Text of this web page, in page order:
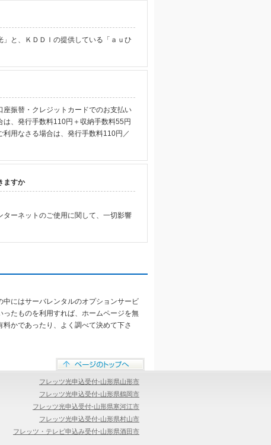
と、ＫＤＤＩの提供している「ａｕひ
振替・クレジットカードでのお支払い
、発行手数料110円＋収納手数料55円
用なさる場合は、発行手数料110円／
ますか
ーネットのご使用に関して、一切影響
にはサーバレンタルのオプションサービ
たものを利用すれば、ホームページを無
かであったり、よく調べて決めて下さ
フレッツ光申込受付-山形県山形市
フレッツ光申込受付-山形県鶴岡市
フレッツ光申込受付-山形県寒河江市
フレッツ光申込受付-山形県村山市
フレッツ・テレビ申込み受付-山形県酒田市